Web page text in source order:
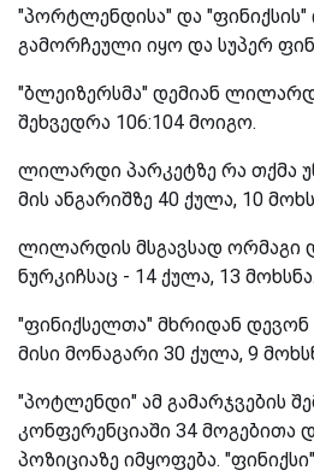
"პორტლენდისა" და "ფინიქსის"
გამორჩეული იყო და სუპერ
"ბლეიზერსმა" დემიან
შეხვედრა 106:104 მოიგო.
ლილარდი პარკეტზე რა თქმა
მის ანგარიშზე 40 ქულა, 10
ლილარდის მსგავსად ორმაგი
ნურკიჩსაც - 14 ქულა, 13 მოხსნა.
"ფინიქსელთა" მხრიდან დევონ
მისი მონაგარი 30 ქულა, 9
"პოტლენდი" ამ გამარჯვების
კონფერენციაში 34 მოგებითა
პოზიციაზე იმყოფება.